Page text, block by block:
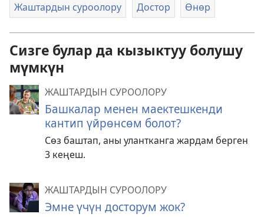
Жаштардын суроолору Достор Өнөр
Сизге булар да кызыктуу болушу
мүмкүн
ЖАШТАРДЫН СУРООЛОРУ
Башкалар менен маектешкенди
кантип үйрөнсөм болот?
Сөз баштап, аны улантканга жардам берген
3 кеңеш.
ЖАШТАРДЫН СУРООЛОРУ
Эмне үчүн досторум жок?